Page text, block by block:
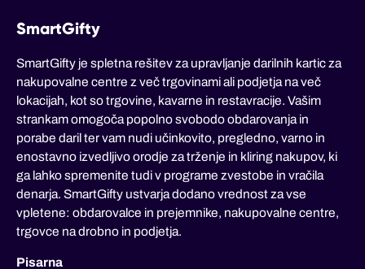
SmartGifty
SmartGifty je spletna rešitev za upravljanje darilnih kartic za
nakupovalne centre z več trgovinami ali podjetja na več
lokacijah, kot so trgovine, kavarne in restavracije. Vašim
strankam omogoča popolno svobodo obdarovanja in
porabe daril ter vam nudi učinkovito, pregledno, varno in
enostavno izvedljivo orodje za trženje in kliring nakupov, ki
ga lahko spremenite tudi v programe zvestobe in vračila
denarja. SmartGifty ustvarja dodano vrednost za vse
vpletene: obdarovalce in prejemnike, nakupovalne centre,
trgovce na drobno in podjetja.
Pisarna